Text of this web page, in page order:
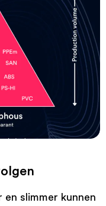
slimmer kunnen